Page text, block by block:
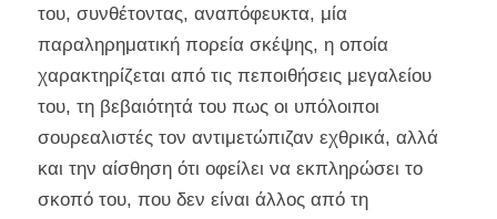
του, συνθέτοντας, αναπόφευκτα, μία
παραληρηματική πορεία σκέψης, η οποία
χαρακτηρίζεται από τις πεποιθήσεις μεγαλείου
του, τη βεβαιότητά του πως οι υπόλοιποι
σουρεαλιστές τον αντιμετώπιζαν εχθρικά, αλλά
και την αίσθηση ότι οφείλει να εκπληρώσει το
σκοπό του, που δεν είναι άλλος από τη